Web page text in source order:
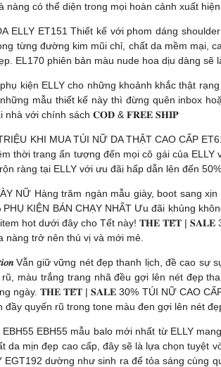
có thể diện trong mọi hoàn cảnh xuất
ET151 Thiết kế với phom dáng
từng đường kim mũi chỉ, chất da mềm
EL170 phiên bản màu nude hoa dịu dàng sẽ
kiện ELLY cho những khoảnh khắc thật
mẫu thiết kế này thì đừng quên inbox
nhà với chính sách 𝐂𝐎𝐃 & 𝐅𝐑𝐄𝐄 𝐒𝐇𝐈𝐏
KHI MUA TÚI NỮ DA THẬT CAO CẤP
thời trang ấn tượng đến mọi cô gái của
ràng tại ELLY với ưu đãi hấp dẫn lên đến
NỮ Hàng trăm ngàn mẫu giày, boot sang
KIỆN BÁN CHẠY NHẤT Ưu đãi khủng
hot dưới đây cho Tết này! 𝐓𝐇𝐄 𝐓𝐄̂́𝐓 |
nàng trở nên thú vị và mới mẻ.
Vẫn giữ vững nét đẹp thanh lịch, đề cao sự
màu trắng trang nhã đều gợi lên nét đẹp
ngày. 𝐓𝐇𝐄 𝐓𝐄̂́𝐓 | 𝐒𝐀𝐋𝐄 30% TÚI NỮ CAO
quyến rũ trong tone màu đen gợi lên nét
EBH55 mẫu balo mới nhất từ ELLY
da mịn đẹp cao cấp, đây sẽ là lựa chọn
dường như sinh ra để tỏa sáng